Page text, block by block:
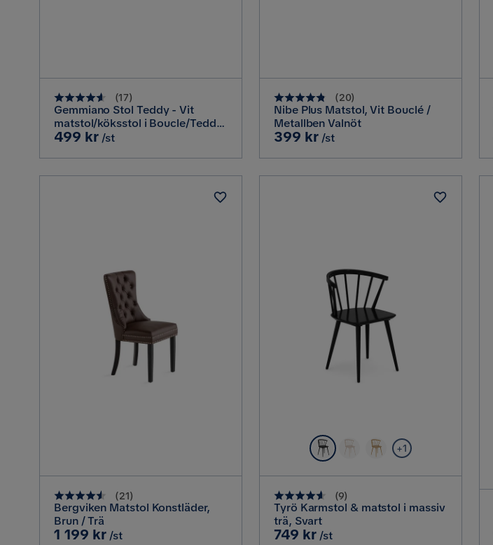
(17)
Gemmiano Stol Teddy - Vit
matstol/köksstol i Boucle/Teddy
med svarta metallben, Vit Teddy
Pris
499 kr /st
(20)
Nibe Plus Matstol, Vit Bouclé /
Metallben Valnöt
Pris
399 kr /st
(21)
Bergviken Matstol Konstläder,
Brun / Trä
Pris
1 199 kr/st
+1
(9)
Tyrö Karmstol & matstol i massiv
trä, Svart
Pris
749 kr/st